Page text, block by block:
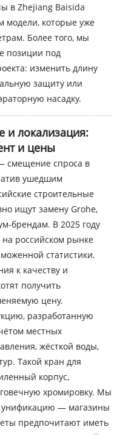
в Zhejiang Baisida
модели, которые уже
Более того, мы
позиции под
изменить длину
защиту или
насадку.
локализация:
и цены
смещение спроса в
ушедшим
строительные
ищут замену Grohe,
брендам. В 2025 году
на российском рынке
статистики.
к качеству и
получить
цену.
разработанную
местных
жёсткой воды,
Такой кран для
корпус,
хромировку. Мы
унификацию — магазины
предпочитают иметь